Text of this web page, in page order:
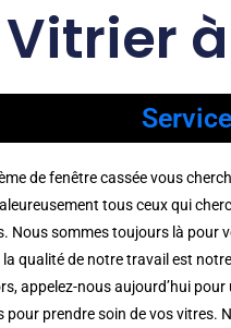
de fenêtre cassée vous
tous ceux qui
Nous sommes toujours là
qualité de notre travail est
appelez-nous aujourd’hui
prendre soin de vos